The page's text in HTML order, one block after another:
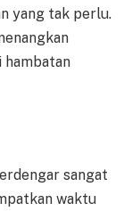
yang tak perlu.
hambatan
sangat
waktu